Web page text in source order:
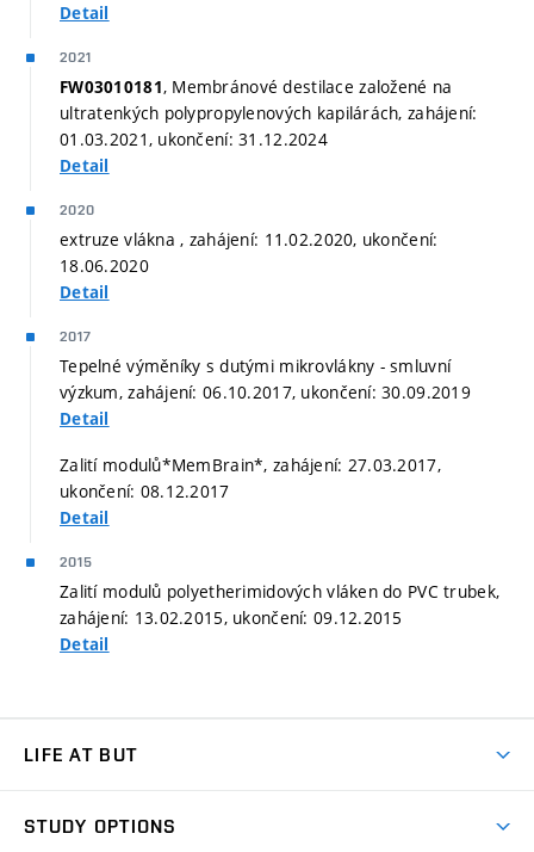
Detail
2021
FW03010181, Membránové destilace založené na
ultratenkých polypropylenových kapilárách, zahájení:
01.03.2021, ukončení: 31.12.2024
Detail
2020
extruze vlákna , zahájení: 11.02.2020, ukončení:
18.06.2020
Detail
2017
Tepelné výměníky s dutými mikrovlákny - smluvní
výzkum, zahájení: 06.10.2017, ukončení: 30.09.2019
Detail
Zalití modulů*MemBrain*, zahájení: 27.03.2017,
ukončení: 08.12.2017
Detail
2015
Zalití modulů polyetherimidových vláken do PVC trubek,
zahájení: 13.02.2015, ukončení: 09.12.2015
Detail
LIFE AT BUT
STUDY OPTIONS